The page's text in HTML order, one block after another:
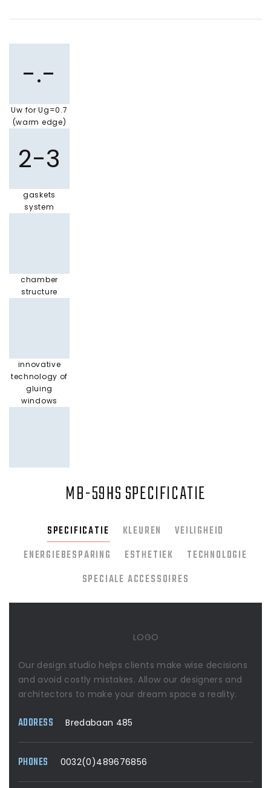
-.-
Uw for Ug=0.7
(warm edge)
2-3
gaskets
system
chamber
structure
innovative
technology of
gluing
windows
MB-59HS SPECIFICATIE
SPECIFICATIE KLEUREN
VEILIGHEID
ENERGIEBESPARING
ESTHETIEK
TECHNOLOGIE
SPECIALE ACCESSOIRES
LOGO
Our design studio helps clients make wise decisions
and avoid costly mistakes. Allow our designers and
architectors to make your dream space a reality.
ADDRESS Bredabaan 485
PHONES 0032(0)489676856